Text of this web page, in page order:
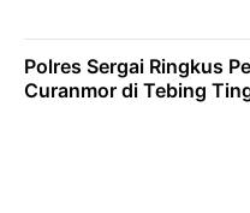
Polres Sergai Ringkus
Curanmor di Tebing